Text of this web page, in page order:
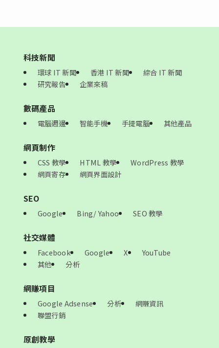
科技新聞
環球 IT 新聞 香港 IT 新聞
綜合 IT 新聞
研究報告
企業來稿
數碼產品
電腦週邊 智能手機 手提電腦 其他產品
網頁制作
CSS 教學 HTML 教學
WordPress 教學
網頁寄存
網頁界面設計
SEO
Google Bing/ Yahoo SEO 教學
社交媒體
Facebook Google X
YouTube
其他
分析
網賺項目
Google Adsense 分析
網賺資訊
聯盟行銷
原創教學